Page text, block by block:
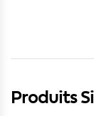
Produits